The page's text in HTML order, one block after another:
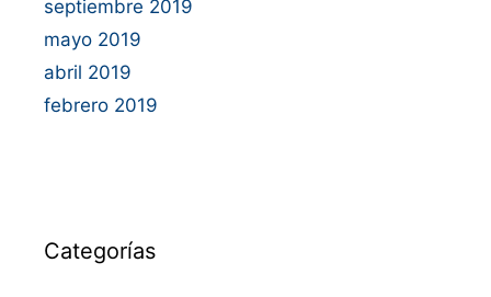
septiembre 2019
mayo 2019
abril 2019
febrero 2019
Categorías